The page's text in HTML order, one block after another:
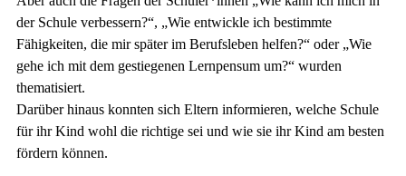
der Schule verbessern?“, „Wie entwickle ich bestimmte
Fähigkeiten, die mir später im Berufsleben helfen?“ oder „Wie
gehe ich mit dem gestiegenen Lernpensum um?“ wurden
thematisiert.
Darüber hinaus konnten sich Eltern informieren, welche Schule
für ihr Kind wohl die richtige sei und wie sie ihr Kind am besten
fördern können.